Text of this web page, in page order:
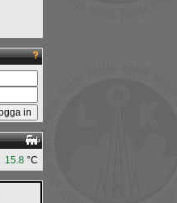
15.8 °C